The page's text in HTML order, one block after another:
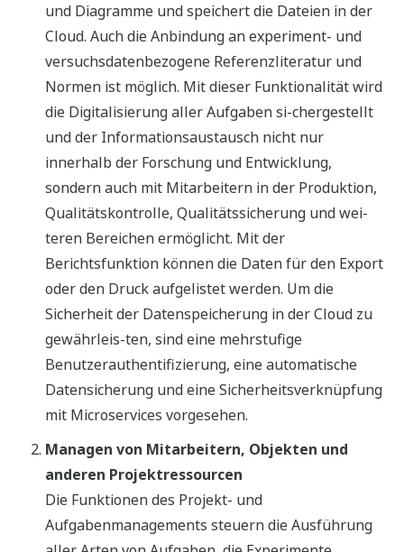
und Diagramme und speichert die Dateien in der
Cloud. Auch die Anbindung an experiment- und
versuchsdatenbezogene Referenzliteratur und
Normen ist möglich. Mit dieser Funktionalität wird
die Digitalisierung aller Aufgaben si-chergestellt
und der Informationsaustausch nicht nur
innerhalb der Forschung und Entwicklung,
sondern auch mit Mitarbeitern in der Produktion,
Qualitätskontrolle, Qualitätssicherung und wei-
teren Bereichen ermöglicht. Mit der
Berichtsfunktion können die Daten für den Export
oder den Druck aufgelistet werden. Um die
Sicherheit der Datenspeicherung in der Cloud zu
gewährleis-ten, sind eine mehrstufige
Benutzerauthentifizierung, eine automatische
Datensicherung und eine Sicherheitsverknüpfung
mit Microservices vorgesehen.
Managen von Mitarbeitern, Objekten und
anderen Projektressourcen
Die Funktionen des Projekt- und
Aufgabenmanagements steuern die Ausführung